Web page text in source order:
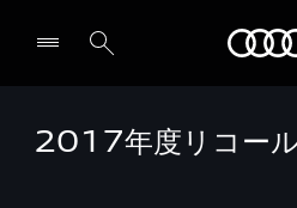
2017年度リコー